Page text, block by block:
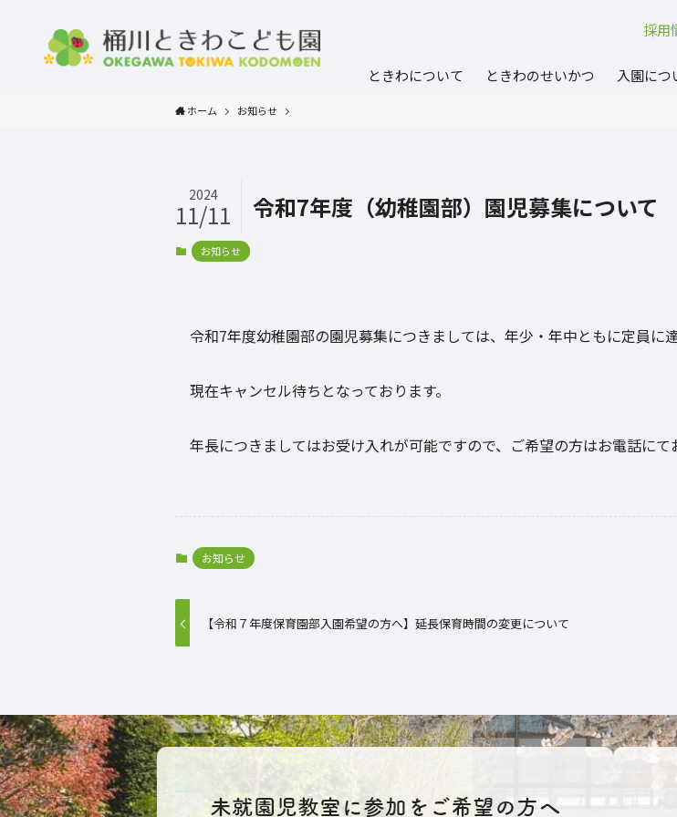
採用
ときわについて ときわのせいかつ 入園につ
ホーム お知らせ
令和7年度（幼稚園部）園児募集について
2024
11/11
お知らせ
令和7年度幼稚園部の園児募集につきましては、年少・年中ともに定員に達
現在キャンセル待ちとなっております。
年長につきましてはお受け入れが可能ですので、ご希望の方はお電話にて
お知らせ
【令和７年度保育園部入園希望の方へ】延長保育時間の変更について